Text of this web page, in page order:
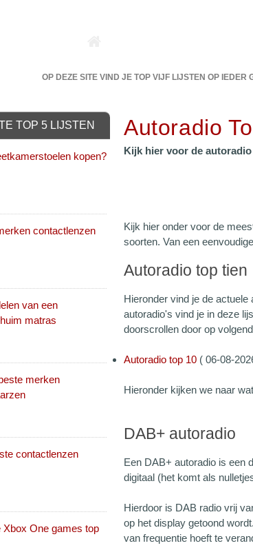
OP DEZE SITE VIND JE TOP VIJF LIJSTEN OP IEDER
Autoradio
Kijk hier voor de
Kijk hier onder voor de
soorten. Van een
Autoradio top tien
Hieronder vind je de
autoradio's vind je in deze
doorscrollen door op
Autoradio top 10 ( 06-08-
Hieronder kijken we naar
DAB+ autoradio
Een DAB+ autoradio is een
digitaal (het komt als
Hierdoor is DAB radio vrij
op het display getoond
van frequentie hoeft te
TOP 5 LIJSTEN
kopen?
contactlenzen
van een
matras
merken
contactlenzen
Xbox One games top